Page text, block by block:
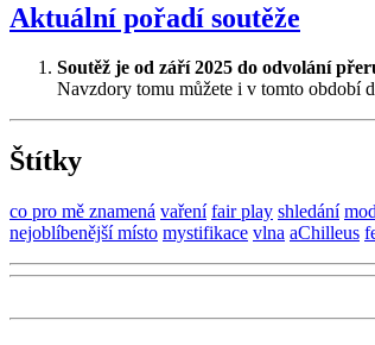
Aktuální pořadí soutěže
Soutěž je od září 2025 do odvolání
Navzdory tomu můžete i v tomto období
Štítky
co pro mě znamená vaření fair play shledání
nejoblíbenější místo mystifikace vlna aChilleus